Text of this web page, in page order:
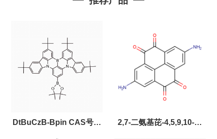
DtBuCzB-Bpin CAS号： 2,7-二氨基芘-4,5,9,10-四